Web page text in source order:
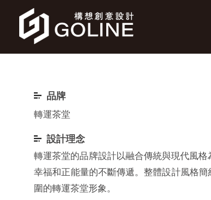
品牌
轉運茶堂
設計理念
轉運茶堂的品牌設計以融合傳統與現代風
幸福和正能量的不斷傳遞。整體設計風格
圍的轉運茶堂形象。